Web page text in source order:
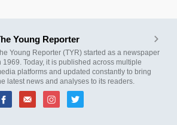
Young Reporter
Young Reporter (TYR) started as a newspaper
1969. Today, it is published across multiple
platforms and updated constantly to bring
latest news and analyses to its readers.